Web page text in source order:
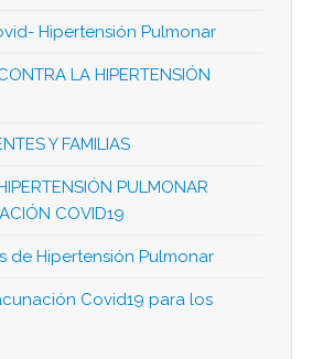
Hipertensión Pulmonar
LA HIPERTENSIÓN
Y FAMILIAS
PULMONAR
COVID19
de Hipertensión Pulmonar
Covid19 para los